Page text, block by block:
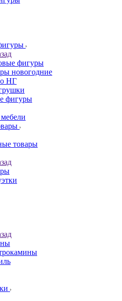
фигуры
новогодние
НГ
фигуры
товары